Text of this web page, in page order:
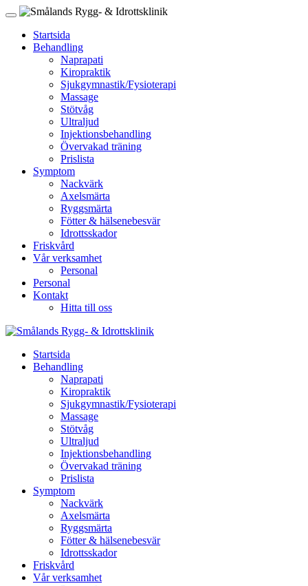
Startsida
Behandling
Naprapati
Kiropraktik
Sjukgymnastik/Fysioterapi
Massage
Stötvåg
Ultraljud
Injektionsbehandling
Övervakad träning
Prislista
Symptom
Nackvärk
Axelsmärta
Ryggsmärta
Fötter & hälsenebesvär
Idrottsskador
Friskvård
Vår verksamhet
Personal
Personal
Kontakt
Hitta till oss
Startsida
Behandling
Naprapati
Kiropraktik
Sjukgymnastik/Fysioterapi
Massage
Stötvåg
Ultraljud
Injektionsbehandling
Övervakad träning
Prislista
Symptom
Nackvärk
Axelsmärta
Ryggsmärta
Fötter & hälsenebesvär
Idrottsskador
Friskvård
Vår verksamhet